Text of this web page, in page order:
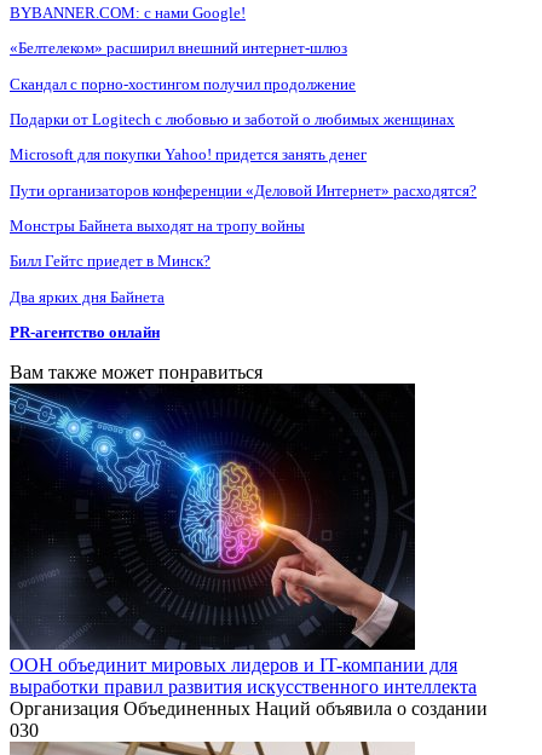
BYBANNER.COM: c нами Google!
«Белтелеком» расширил внешний интернет-шлюз
Скандал с порно-хостингом получил продолжение
Подарки от Logitech с любовью и заботой о любимых женщинах
Microsoft для покупки Yahoo! придется занять денег
Пути организаторов конференции «Деловой Интернет» расходятся?
Монстры Байнета выходят на тропу войны
Билл Гейтс приедет в Минск?
Два ярких дня Байнета
PR-агентство онлайн
Вам также может понравиться
ООН объединит мировых лидеров и IT-компании для
выработки правил развития искусственного интеллекта
Организация Объединенных Наций объявила о создании
030